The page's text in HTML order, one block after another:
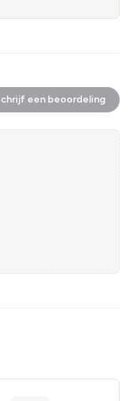
een beoordeling